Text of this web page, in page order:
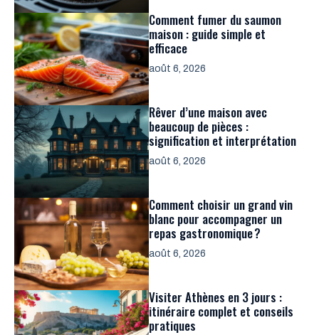
Comment fumer du saumon
maison : guide simple et
efficace
août 6, 2026
Rêver d’une maison avec
beaucoup de pièces :
signification et interprétation
août 6, 2026
Comment choisir un grand vin
blanc pour accompagner un
repas gastronomique ?
août 6, 2026
Visiter Athènes en 3 jours :
itinéraire complet et conseils
pratiques